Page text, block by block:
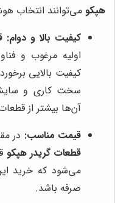
هپکو می‌توانند انتخاب
کیفیت بالا و دوام:
اولیه مرغوب و
کیفیت بالایی
سخت کاری و
آن‌ها بیشتر از
قیمت مناسب: در
قطعات گریدر هپکو
می‌شود که خرید
صرفه باشد.